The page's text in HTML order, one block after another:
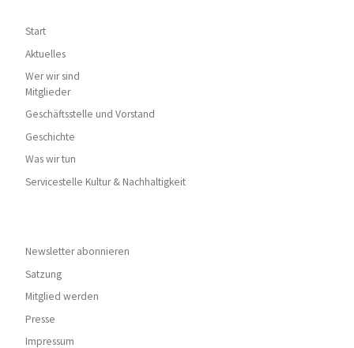
Start
Aktuelles
Wer wir sind
Mitglieder
Geschäftsstelle und Vorstand
Geschichte
Was wir tun
Servicestelle Kultur & Nachhaltigkeit
Newsletter abonnieren
Satzung
Mitglied werden
Presse
Impressum